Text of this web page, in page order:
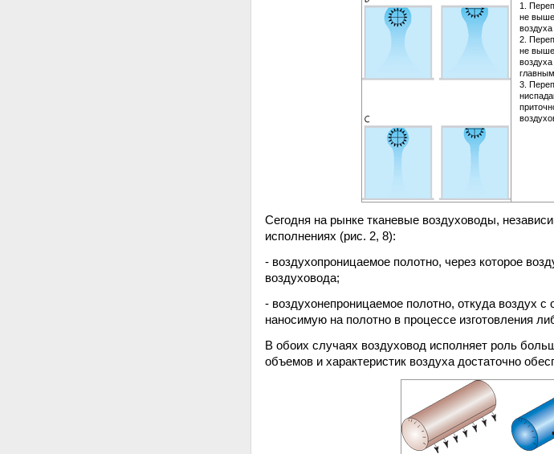
1.
не выше
воздуха
2.
не выше
3.
Сегодня на рынке тканевые воздуховоды,
исполнениях (рис. 2, 8):
- воздухопроницаемое полотно, через которое
воздуховода;
- воздухонепроницаемое полотно, откуда воздух
наносимую на полотно в процессе изготовления
В обоих случаях воздуховод исполняет роль
объемов и характеристик воздуха достаточно